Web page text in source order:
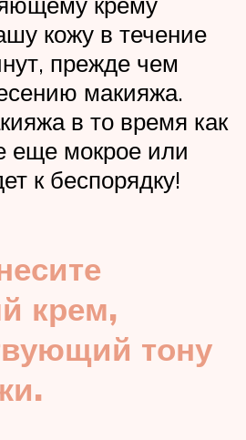
кожу в течение
прежде чем
макияжа.
в то время как
еще мокрое или
к беспорядку!
крем,
тону